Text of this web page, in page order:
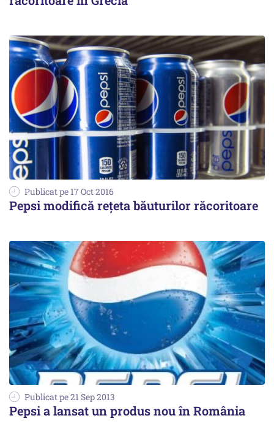
Publicat pe 17 Oct 2016
Pepsi modifică rețeta băuturilor răcoritoare
Publicat pe 21 Sep 2013
Pepsi a lansat un produs nou în România